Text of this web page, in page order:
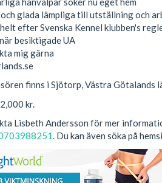
glada lämpliga till utställning och
efter Svenska Kennel klubben's
besiktigade UA
mig gärna
finns i Sjötorp, Västra Götalands
kr.
Lisbeth Andersson för mer
. Du kan även söka på